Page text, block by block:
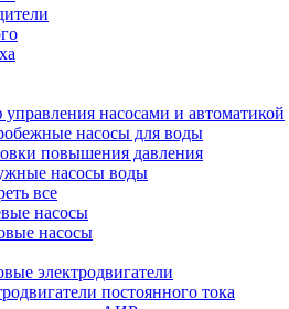
насосами и автоматикой
насосы для воды
повышения давления
насосы воды
все
насосы
насосы
электродвигатели
постоянного тока